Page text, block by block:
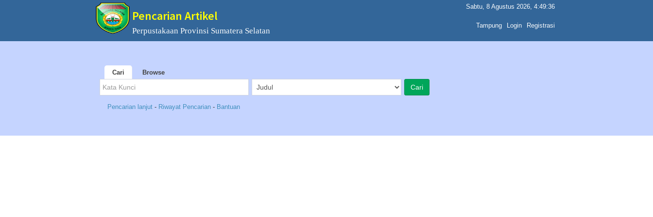
Pencarian Artikel
Perpustakaan Provinsi Sumatera Selatan
Sabtu, 8 Agustus 2026, 4:49:36
Tampung Login Registrasi
Cari Browse
Pencarian lanjut - Riwayat Pencarian - Bantuan